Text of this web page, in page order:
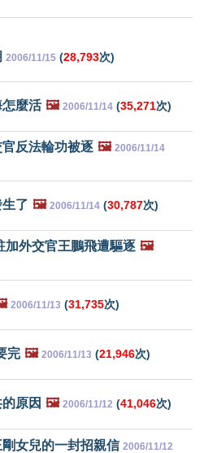
2006/11/15 (28,793次)
麼活 🖼️ 2006/11/14 (35,271次)
反法輪功被逐 🖼️ 2006/11/14
了 🖼️ 2006/11/14 (30,787次)
加外交官王鵬飛遭驅逐 🖼️
2006/11/13 (31,735次)
完 🖼️ 2006/11/13 (21,946次)
原因 🖼️ 2006/11/12 (41,046次)
女兒的一封招親信 2006/11/12